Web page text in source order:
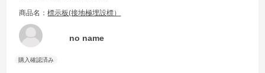
商品名：標示板(接地極埋設標）
no name